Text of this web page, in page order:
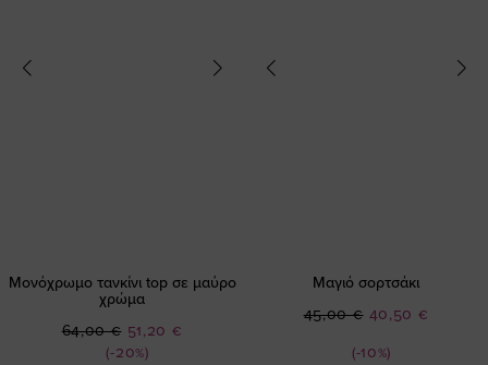
Μονόχρωμο τανκίνι top σε μαύρο
χρώμα
(-20%)
Ειδική
Τιμή
51,20 €
64,00 €
Μαγιό σορτσάκι
(-10%)
Ειδική
40,50 €
45,00 €